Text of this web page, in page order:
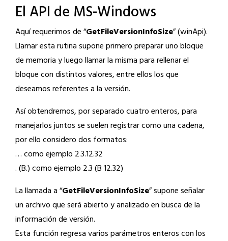
El API de MS-Windows
Aquí requerimos de “GetFileVersionInfoSize” (winApi).
Llamar esta rutina supone primero preparar uno bloque
de memoria y luego llamar la misma para rellenar el
bloque con distintos valores, entre ellos los que
deseamos referentes a la versión.
Así obtendremos, por separado cuatro enteros, para
manejarlos juntos se suelen registrar como una cadena,
por ello considero dos formatos:
… como ejemplo 2.3.12.32
. (B.) como ejemplo 2.3 (B 12.32)
La llamada a “GetFileVersionInfoSize” supone señalar
un archivo que será abierto y analizado en busca de la
información de versión.
Esta función regresa varios parámetros enteros con los